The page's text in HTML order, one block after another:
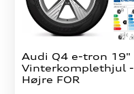
Audi Q4 e-tron 19"
Vinterkomplethjul -
Højre FOR